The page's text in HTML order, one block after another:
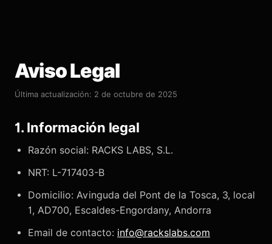
Aviso Legal
Última actualización: 2 de octubre de 2025
1. Información legal
Razón social: RACKS LABS, S.L.
NRT: L-717403-B
Domicilio: Avinguda del Pont de la Tosca, 3, local
1, AD700, Escaldes-Engordany, Andorra
Email de contacto: info@rackslabs.com